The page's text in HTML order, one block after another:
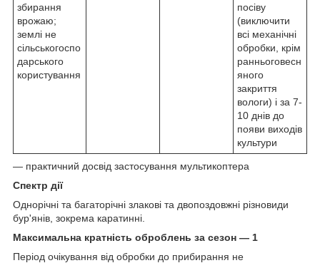
збирання
врожаю;
землі не
сільськогоспо
дарського
користування
посіву
(виключити
всі механічні
обробки, крім
ранньоговесн
яного
закриття
вологи) і за 7-
10 днів до
появи виходів
культури
— практичний досвід застосування мультикоптера
Спектр дії
Однорічні та багаторічні злакові та двопоздовжні різновиди
бур'янів, зокрема каратинні.
Максимальна кратність оброблень за сезон — 1
Період очікування від обробки до прибирання не